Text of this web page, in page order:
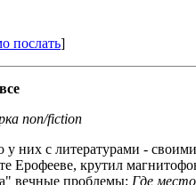
послать]
non/fiction
у них с литературами -
крутил
вечные проблемы: Где